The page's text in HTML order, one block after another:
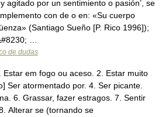
agitado por un sentimiento o pasión’, se
con de o en: «Su cuerpo
(Santiago Sueño [P. Rico 1996]);
…
de dudas
em fogo ou aceso. 2. Estar muito
Ser atormentado por. 4. Ser picante.
6. Grassar, fazer estragos. 7. Sentir
Alterar se (tornando se